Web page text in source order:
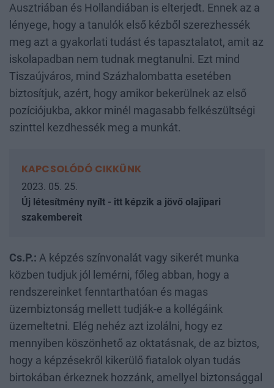
Ausztriában és Hollandiában is elterjedt. Ennek az a
lényege, hogy a tanulók első kézből szerezhessék
meg azt a gyakorlati tudást és tapasztalatot, amit az
iskolapadban nem tudnak megtanulni. Ezt mind
Tiszaújváros, mind Százhalombatta esetében
biztosítjuk, azért, hogy amikor bekerülnek az első
pozíciójukba, akkor minél magasabb felkészültségi
szinttel kezdhessék meg a munkát.
KAPCSOLÓDÓ CIKKÜNK
2023. 05. 25.
Új létesítmény nyílt - itt képzik a jövő olajipari
szakembereit
Cs.P.: A képzés színvonalát vagy sikerét munka
közben tudjuk jól lemérni, főleg abban, hogy a
rendszereinket fenntarthatóan és magas
üzembiztonság mellett tudják-e a kollégáink
üzemeltetni. Elég nehéz azt izolálni, hogy ez
mennyiben köszönhető az oktatásnak, de az biztos,
hogy a képzésekről kikerülő fiatalok olyan tudás
birtokában érkeznek hozzánk, amellyel biztonsággal